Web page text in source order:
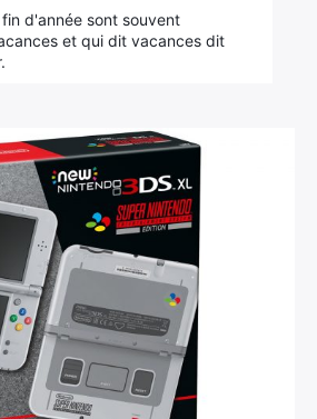
d'année sont souvent
et qui dit vacances dit